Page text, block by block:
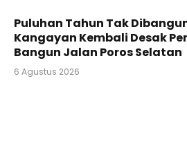
Puluhan Tahun Tak
Kangayan Kembali Desak
Bangun Jalan Poros Selatan
6 Agustus 2026